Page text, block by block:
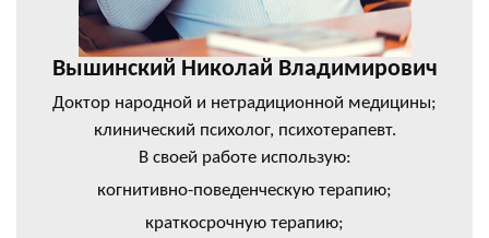
Вышинский Николай Владимирович
Доктор народной и нетрадиционной медицины;
клинический психолог, психотерапевт.
В своей работе использую:
когнитивно-поведенческую терапию;
краткосрочную терапию;